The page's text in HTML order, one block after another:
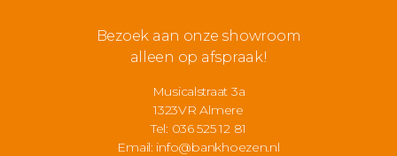
Bezoek aan onze showroom
alleen op afspraak!
Musicalstraat 3a
1323VR Almere
Tel: 036 525 12 81
Email: info@bankhoezen.nl